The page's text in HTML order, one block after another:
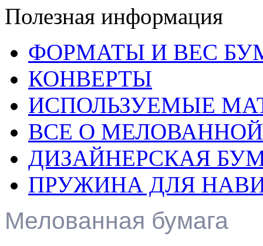
Полезная информация
ФОРМАТЫ И ВЕС
КОНВЕРТЫ
ИСПОЛЬЗУЕМЫЕ
ВСЕ О
ДИЗАЙНЕРСКАЯ
ПРУЖИНА ДЛЯ
Мелованная бумага